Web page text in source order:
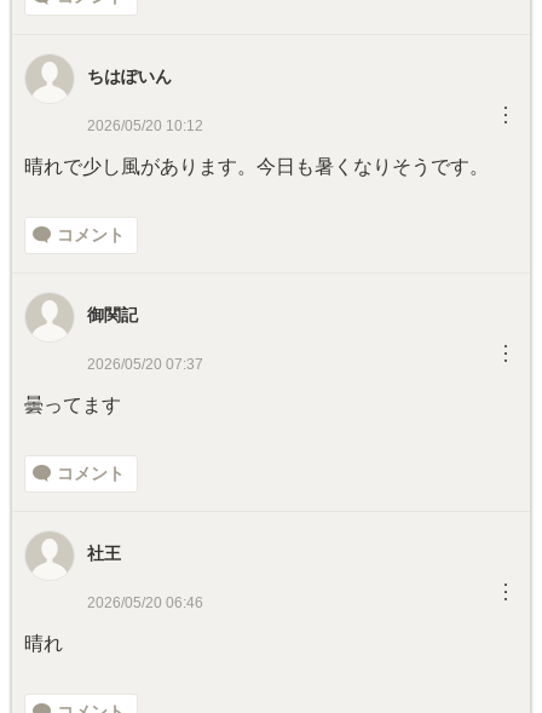
ちはぽいん
2026/05/20 10:12 ︙
晴れで少し風があります。今日も暑くなりそうです。
コメント
御関記
2026/05/20 07:37 ︙
曇ってます
コメント
社王
2026/05/20 06:46 ︙
晴れ